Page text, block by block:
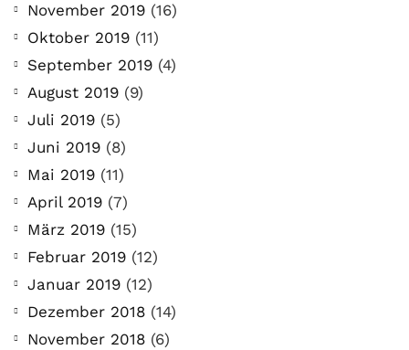
November 2019 (16)
Oktober 2019 (11)
September 2019 (4)
August 2019 (9)
Juli 2019 (5)
Juni 2019 (8)
Mai 2019 (11)
April 2019 (7)
März 2019 (15)
Februar 2019 (12)
Januar 2019 (12)
Dezember 2018 (14)
November 2018 (6)